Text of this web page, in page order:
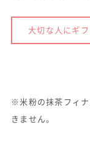
大切な人にギ
※米粉の抹茶フィ
きません。